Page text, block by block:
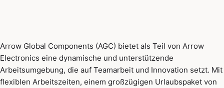
Arrow Global Components (AGC) bietet als Teil von Arrow
Electronics eine dynamische und unterstützende
Arbeitsumgebung, die auf Teamarbeit und Innovation setzt. Mit
flexiblen Arbeitszeiten, einem großzügigen Urlaubspaket von